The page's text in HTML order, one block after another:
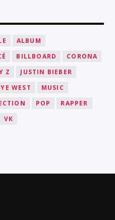
ALBUM
BILLBOARD
CORONA
Z
JUSTIN BIEBER
WEST
MUSIC
POP
RAPPER
VK